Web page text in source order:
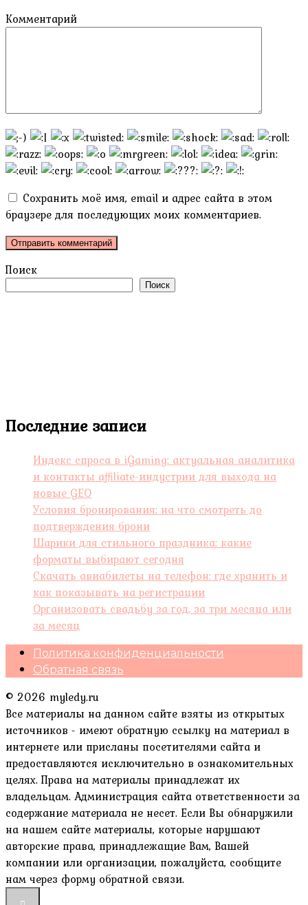
Комментарий
Сохранить моё имя, email и адрес сайта в этом
браузере для последующих моих комментариев.
Поиск
Поиск
Последние записи
Индекс спроса в iGaming: актуальная аналитика
и контакты affiliate-индустрии для выхода на
новые GEO
Условия бронирования: на что смотреть до
подтверждения брони
Шарики для стильного праздника: какие
форматы выбирают сегодня
Скачать авиабилеты на телефон: где хранить и
как показывать на регистрации
Организовать свадьбу за год, за три месяца или
за месяц
Политика конфиденциальности
Обратная связь
© 2026 myledy.ru
Все материалы на данном сайте взяты из открытых
источников - имеют обратную ссылку на материал в
интернете или присланы посетителями сайта и
предоставляются исключительно в ознакомительных
целях. Права на материалы принадлежат их
владельцам. Администрация сайта ответственности за
содержание материала не несет. Если Вы обнаружили
на нашем сайте материалы, которые нарушают
авторские права, принадлежащие Вам, Вашей
компании или организации, пожалуйста, сообщите
нам через форму обратной связи.